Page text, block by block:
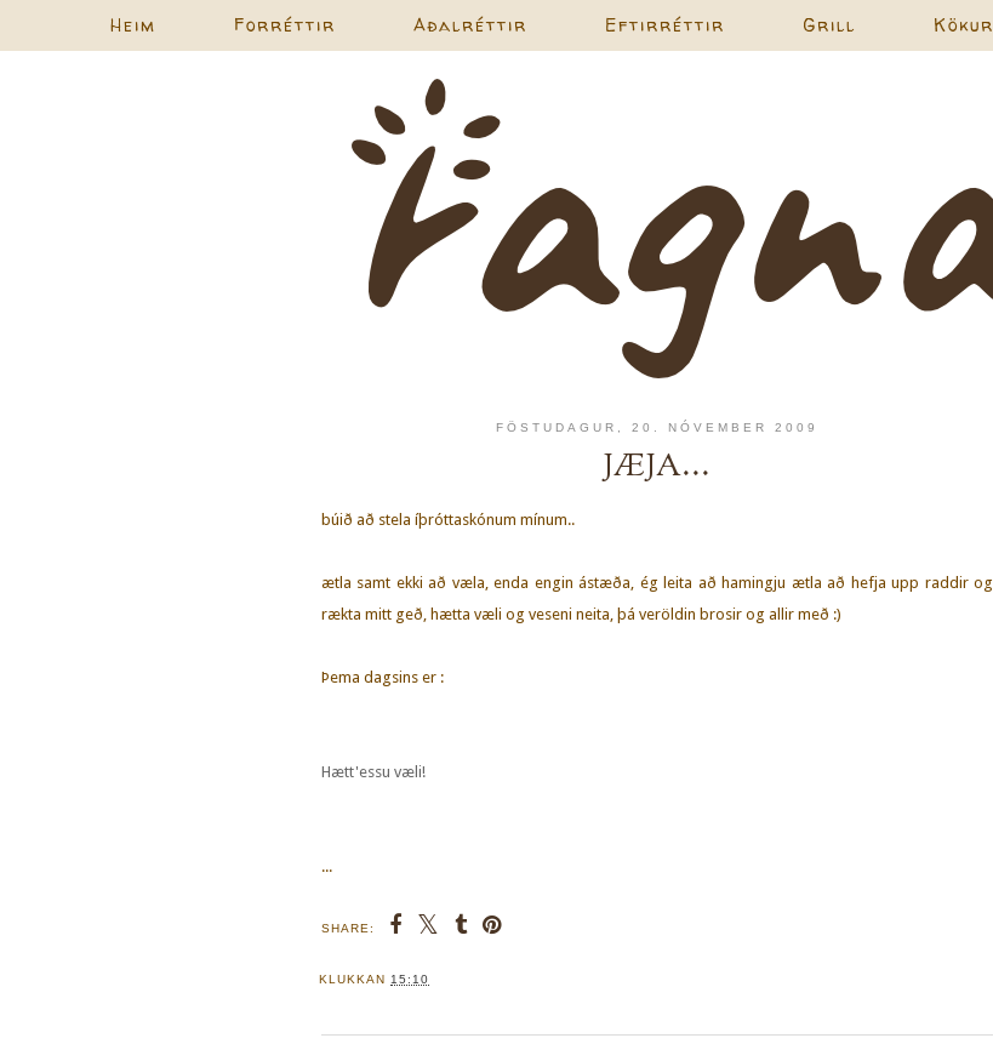
Heim Forréttir Aðalréttir Eftirréttir Grill Kökur
FÖSTUDAGUR, 20. NÓVEMBER 2009
JÆJA...
búið að stela íþróttaskónum mínum..
ætla samt ekki að væla, enda engin ástæða, ég leita að hamingju ætla að hefja upp raddir og
rækta mitt geð, hætta væli og veseni neita, þá veröldin brosir og allir með :)
Þema dagsins er :
Hætt'essu væli!
...
SHARE:
KLUKKAN 15:10